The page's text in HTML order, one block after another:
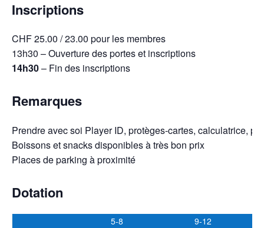
Inscriptions
CHF 25.00 / 23.00 pour les membres
13h30 – Ouverture des portes et inscriptions
14h30– Fin des inscriptions
Remarques
Prendre avec soi Player ID, protèges-cartes, calculatrice,
Boissons et snacks disponibles à très bon prix
Places de parking à proximité
Dotation
5-8
9-12